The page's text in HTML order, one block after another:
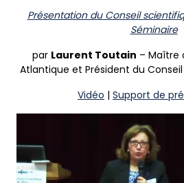
Présentation du Conseil
Séminaire
par Laurent Toutain – Maître
Atlantique et Président du
Vidéo | Support de